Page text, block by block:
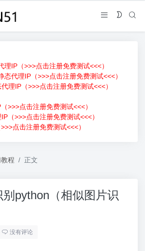
理IP（>>>点击注册免费测试<<<）
态代理IP（>>>点击注册免费测试<<<）
理IP（>>>点击注册免费测试<<<）
>>>点击注册免费测试<<<）
（>>>点击注册免费测试<<<）
点击注册免费测试<<<）
程 正文
python（相似图片识
没有评论